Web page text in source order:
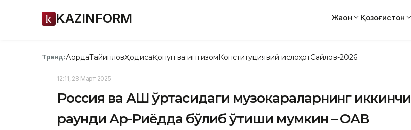
KAZINFORM Жаҳон Қозоғистон
Тренд:АқордаТайинловҲодисаҚонун ва интизомКонституциявий ислоҳотСайлов-2026
12:11, 28 Март 2025
Россия ва АҚШ ўртасидаги музокараларнинг иккинчи
раунди Ар-Риёдда бўлиб ўтиши мумкин – ОАВ